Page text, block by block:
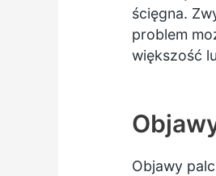
ścięgna.
problem
większość
Objawy